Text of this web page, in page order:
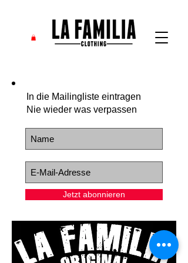
In die Mailingliste eintragen
Nie wieder was verpassen
Jetzt abonnieren